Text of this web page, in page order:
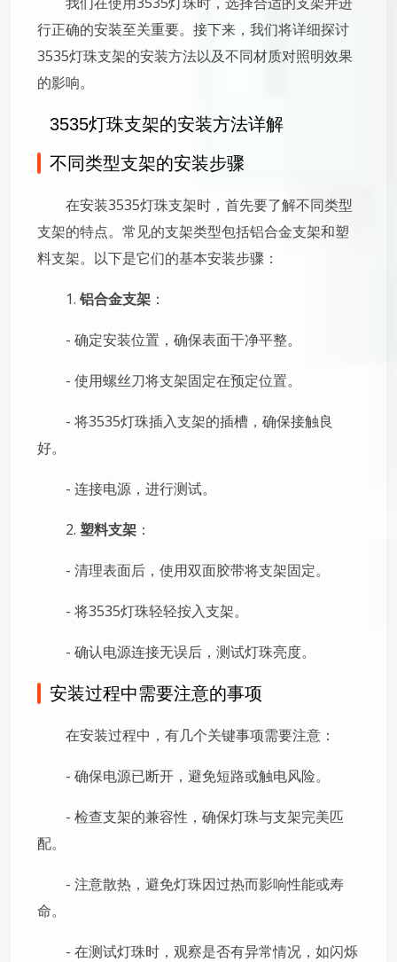
行正确的安装至关重要。接下来，我们将详细探讨
3535灯珠支架的安装方法以及不同材质对照明效果
的影响。
3535灯珠支架的安装方法详解
不同类型支架的安装步骤
在安装3535灯珠支架时，首先要了解不同类型
支架的特点。常见的支架类型包括铝合金支架和塑
料支架。以下是它们的基本安装步骤：
1. 铝合金支架 ：
- 确定安装位置，确保表面干净平整。
- 使用螺丝刀将支架固定在预定位置。
- 将3535灯珠插入支架的插槽，确保接触良
好。
- 连接电源，进行测试。
2. 塑料支架 ：
- 清理表面后，使用双面胶带将支架固定。
- 将3535灯珠轻轻按入支架。
- 确认电源连接无误后，测试灯珠亮度。
安装过程中需要注意的事项
在安装过程中，有几个关键事项需要注意：
- 确保电源已断开，避免短路或触电风险。
- 检查支架的兼容性，确保灯珠与支架完美匹
配。
- 注意散热，避免灯珠因过热而影响性能或寿
命。
- 在测试灯珠时，观察是否有异常情况，如闪烁